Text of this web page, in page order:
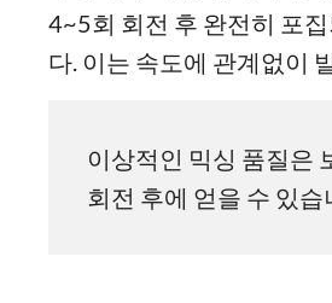
4~5회 회전 후 완전히 포
다. 이는 속도에 관계없이
이상적인 믹싱 품질은
회전 후에 얻을 수 있습